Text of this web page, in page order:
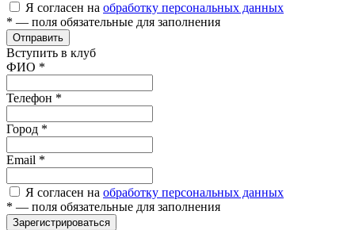
Я согласен на обработку персональных данных
* — поля обязательные для заполнения
Отправить
Вступить в клуб
ФИО *
Телефон *
Город *
Email *
Я согласен на обработку персональных данных
* — поля обязательные для заполнения
Зарегистрироваться